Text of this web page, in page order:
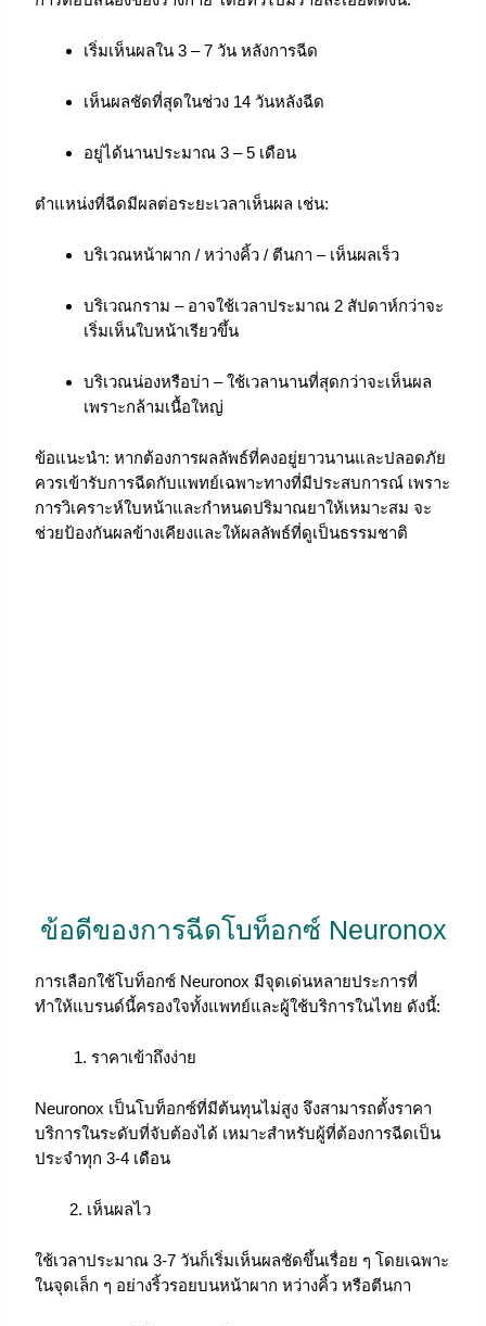
เริ่มเห็นผลใน 3 – 7 วัน หลังการฉีด
เห็นผลชัดที่สุดในช่วง 14 วันหลังฉีด
อยู่ได้นานประมาณ 3 – 5 เดือน
ตำแหน่งที่ฉีดมีผลต่อระยะเวลาเห็นผล เช่น:
บริเวณหน้าผาก / หว่างคิ้ว / ตีนกา – เห็นผลเร็ว
บริเวณกราม – อาจใช้เวลาประมาณ 2 สัปดาห์กว่าจะ
เริ่มเห็นใบหน้าเรียวขึ้น
บริเวณน่องหรือบ่า – ใช้เวลานานที่สุดกว่าจะเห็นผล
เพราะกล้ามเนื้อใหญ่
ข้อแนะนำ: หากต้องการผลลัพธ์ที่คงอยู่ยาวนานและปลอดภัย
ควรเข้ารับการฉีดกับแพทย์เฉพาะทางที่มีประสบการณ์ เพราะ
การวิเคราะห์ใบหน้าและกำหนดปริมาณยาให้เหมาะสม จะ
ช่วยป้องกันผลข้างเคียงและให้ผลลัพธ์ที่ดูเป็นธรรมชาติ
ข้อดีของการฉีดโบท็อกซ์ Neuronox
การเลือกใช้โบท็อกซ์ Neuronox มีจุดเด่นหลายประการที่
ทำให้แบรนด์นี้ครองใจทั้งแพทย์และผู้ใช้บริการในไทย ดังนี้:
1. ราคาเข้าถึงง่าย
Neuronox เป็นโบท็อกซ์ที่มีต้นทุนไม่สูง จึงสามารถตั้งราคา
บริการในระดับที่จับต้องได้ เหมาะสำหรับผู้ที่ต้องการฉีดเป็น
ประจำทุก 3-4 เดือน
2. เห็นผลไว
ใช้เวลาประมาณ 3-7 วันก็เริ่มเห็นผลชัดขึ้นเรื่อย ๆ โดยเฉพาะ
ในจุดเล็ก ๆ อย่างริ้วรอยบนหน้าผาก หว่างคิ้ว หรือตีนกา